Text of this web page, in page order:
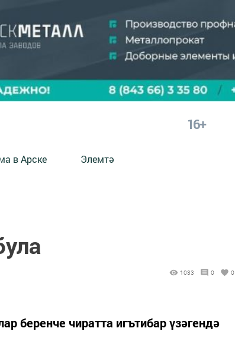
16+
в Арске Элемтә
1033 0 0
беренче чиратта игътибар үзәгендә